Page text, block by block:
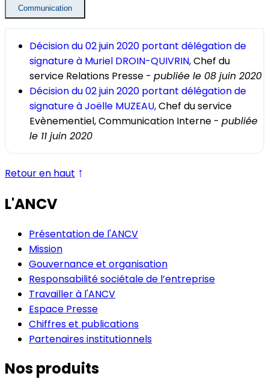
Communication
Décision du 02 juin 2020 portant délégation de
signature à Muriel DROIN-QUIVRIN,Chef du
service Relations Presse - publiée le 08 juin 2020
Décision du 02 juin 2020 portant délégation de
signature à Joëlle MUZEAU,Chef du service
Evènementiel, Communication Interne - publiée
le 11 juin 2020
Retour en haut ↑
L'ANCV
Présentation de l'ANCV
Mission
Gouvernance et organisation
Responsabilité sociétale de l’entreprise
Travailler à l'ANCV
Espace Presse
Chiffres et publications
Partenaires institutionnels
Nos produits